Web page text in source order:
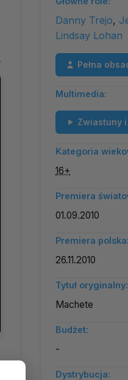
Danny Trejo,
Lindsay Lohan
Pełna
Multimedia:
Zwiastuny
Kategoria
16+
Premiera
01.09.2010
Premiera polska:
26.11.2010
Tytuł oryginalny:
Machete
Budżet:
-
Dystrybucja: